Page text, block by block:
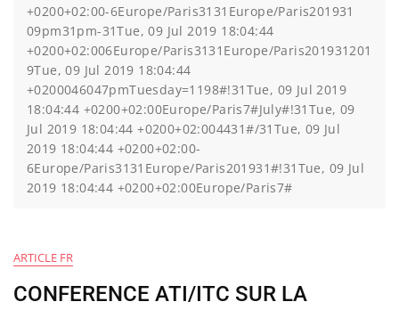
+0200+02:00-6Europe/Paris3131Europe/Paris201931
09pm31pm-31Tue, 09 Jul 2019 18:04:44
+0200+02:006Europe/Paris3131Europe/Paris201931201
9Tue, 09 Jul 2019 18:04:44
+0200046047pmTuesday=1198#!31Tue, 09 Jul 2019
18:04:44 +0200+02:00Europe/Paris7#July#!31Tue, 09
Jul 2019 18:04:44 +0200+02:004431#/31Tue, 09 Jul
2019 18:04:44 +0200+02:00-
6Europe/Paris3131Europe/Paris201931#!31Tue, 09 Jul
2019 18:04:44 +0200+02:00Europe/Paris7#
ARTICLE FR
CONFERENCE ATI/ITC SUR LA